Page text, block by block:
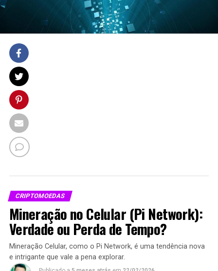
CRIPTOMOEDAS
Mineração no Celular (Pi Network):
Verdade ou Perda de Tempo?
Mineração Celular, como o Pi Network, é uma tendência nova
e intrigante que vale a pena explorar.